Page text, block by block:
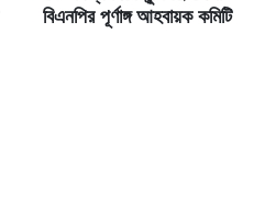
বিএনপির পূর্ণাঙ্গ আহবায়ক কমিটি